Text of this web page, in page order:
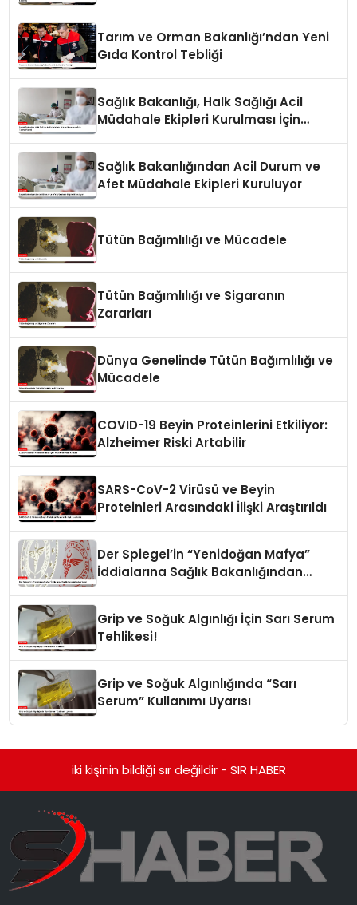
Tarım ve Orman Bakanlığı’ndan Yeni
Gıda Kontrol Tebliği
Sağlık Bakanlığı, Halk Sağlığı Acil
Müdahale Ekipleri Kurulması İçin
Sağlık Bakanlığından Acil Durum ve
Afet Müdahale Ekipleri Kuruluyor
Tütün Bağımlılığı ve Mücadele
Tütün Bağımlılığı ve Sigaranın
Zararları
Dünya Genelinde Tütün Bağımlılığı ve
Mücadele
COVID-19 Beyin Proteinlerini Etkiliyor:
Alzheimer Riski Artabilir
SARS-CoV-2 Virüsü ve Beyin
Proteinleri Arasındaki İlişki Araştırıldı
Der Spiegel’in “Yenidoğan Mafya”
İddialarına Sağlık Bakanlığından
Grip ve Soğuk Algınlığı İçin Sarı Serum
Tehlikesi!
Grip ve Soğuk Algınlığında “Sarı
Serum” Kullanımı Uyarısı
iki kişinin bildiği sır değildir - SIR HABER